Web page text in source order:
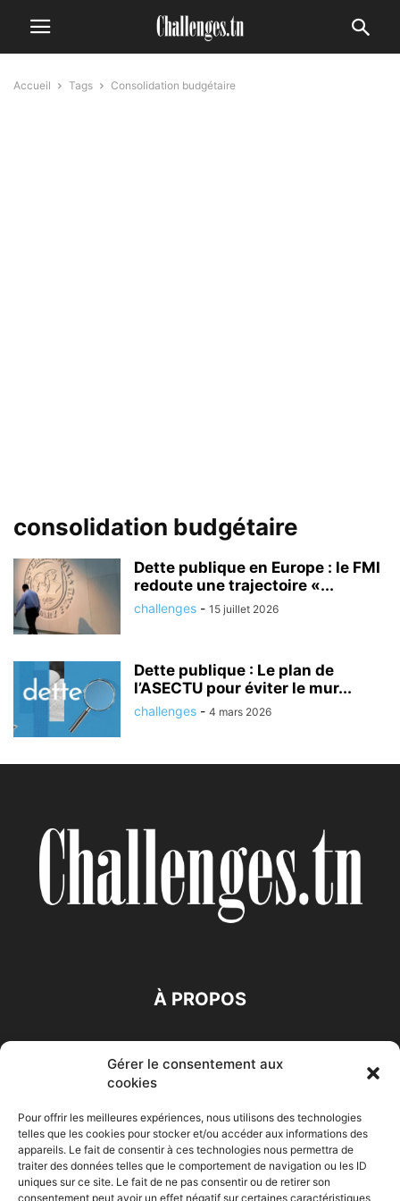
Gérer le consentement aux
cookies
Pour offrir les meilleures expériences, nous utilisons des technologies
telles que les cookies pour stocker et/ou accéder aux informations des
appareils. Le fait de consentir à ces technologies nous permettra de
traiter des données telles que le comportement de navigation ou les ID
uniques sur ce site. Le fait de ne pas consentir ou de retirer son
consentement peut avoir un effet négatif sur certaines caractéristiques
Accueil Tags Consolidation budgétaire
consolidation budgétaire
Dette publique en Europe : le FMI
redoute une trajectoire «...
challenges - 15 juillet 2026
Dette publique : Le plan de
l’ASECTU pour éviter le mur...
challenges - 4 mars 2026
À PROPOS
Accueil Economie Entreprises Entrepreneur